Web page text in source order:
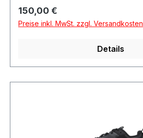
Regulärer Preis:
150,00 €
Preise inkl. MwSt. zzgl. Versandkosten
Details